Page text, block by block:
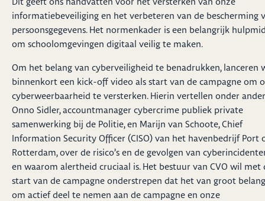
informatiebeveiliging en het verbeteren van de bescherming
persoonsgegevens. Het normenkader is een belangrijk
om schoolomgevingen digitaal veilig te maken.
Om het belang van cyberveiligheid te benadrukken, lanceren
binnenkort een kick-off video als start van de campagne om
cyberweerbaarheid te versterken. Hierin vertellen onder
Onno Sidler, accountmanager cybercrime publiek private
samenwerking bij de Politie, en Marijn van Schoote, Chief
Information Security Officer (CISO) van het havenbedrijf Port
Rotterdam, over de risico’s en de gevolgen van
en waarom alertheid cruciaal is. Het bestuur van CVO wil met
start van de campagne onderstrepen dat het van groot
om actief deel te nemen aan de campagne en onze